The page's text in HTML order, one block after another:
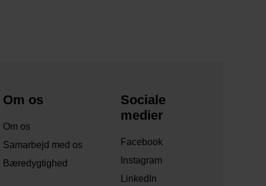
Om os
Om os
Samarbejd med os
Bæredygtighed
Sociale
medier
Facebook
Instagram
LinkedIn